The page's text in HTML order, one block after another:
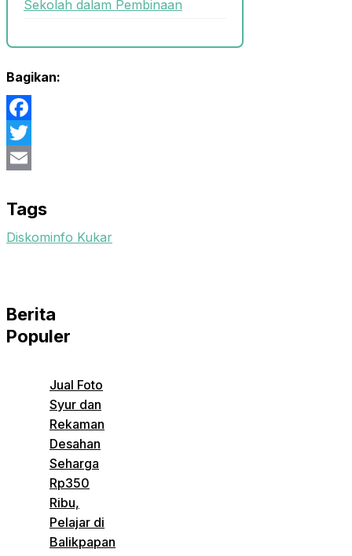
Sekolah dalam Pembinaan
Bagikan:
Facebook
Twitter
Tags
Diskominfo Kukar
Berita
Populer
Jual Foto
Syur dan
Rekaman
Desahan
Seharga
Rp350
Ribu,
Pelajar di
Balikpapan